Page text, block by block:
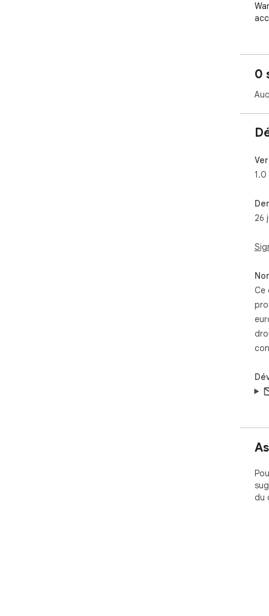
0
1.0
26
Ce
du